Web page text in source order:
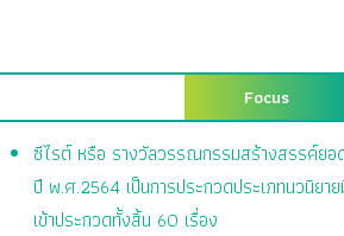
Focus
ซีไรต์ หรือ รางวัลวรรณกรรมสร้างสรรค์ยอด
ปี พ.ศ.2564 เป็นการประกวดประเภทนวนิยา
เข้าประกวดทั้งสิ้น 60 เรื่อง